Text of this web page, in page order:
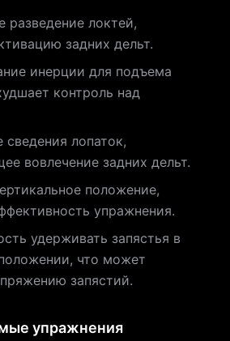
разведение локтей,
задних дельт.
инерции для подъема
контроль над
сведения лопаток,
вовлечение задних дельт.
положение,
упражнения.
удерживать запястья в
что может
запястий.
упражнения